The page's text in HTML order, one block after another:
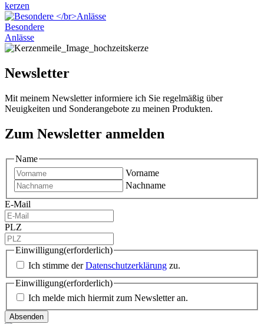
kerzen
Besondere
Anlässe
Newsletter
Mit meinem Newsletter informiere ich Sie regelmäßig über
Neuigkeiten und Sonderangebote zu meinen Produkten.
Zum Newsletter anmelden
Name
Vorname
Nachname
E-Mail
PLZ
Einwilligung(erforderlich)
Ich stimme derDatenschutzerklärung zu.
Einwilligung(erforderlich)
Ich melde mich hiermit zum Newsletter an.